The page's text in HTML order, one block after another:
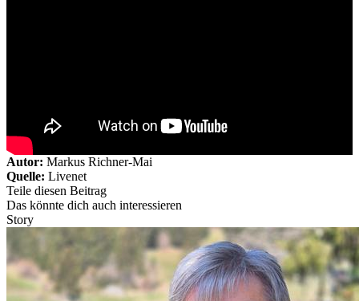
Autor: Markus Richner-Mai
Quelle: Livenet
Teile diesen Beitrag
Das könnte dich auch interessieren
Story